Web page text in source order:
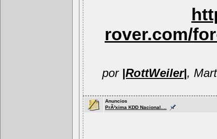
rover.com/
por |RottWeiler|,
Anuncios
PrÃ³xima KDD Nacional....